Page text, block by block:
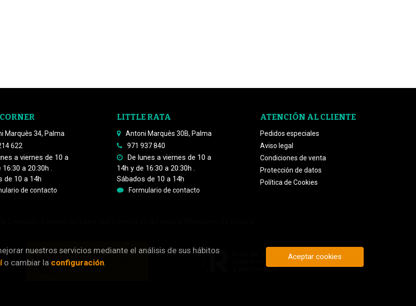
Marquès 34, Palma
622
a viernes de 10 a
16:30 a 20:30h .
de 10 a 14h
de contacto
LITTLE RATA
Antoni Marquès 30B, Palma
971 937 840
De lunes a viernes de 10 a
14h y de 16:30 a 20:30h .
Sábados de 10 a 14h
Formulario de contacto
ATENCIÓN AL CLIENTE
Pedidos especiales
Aviso legal
Condiciones de venta
Protección de datos
Política de Cookies
nuestros servicios mediante el análisis de sus hábitos
o cambiar la configuración.
Aceptar cookies